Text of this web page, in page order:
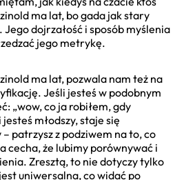
ma lat, bo gada jak stary
Jego dojrzałość i sposób myślenia
jego metrykę.
ma lat, pozwala nam też na
Jeśli jesteś w podobnym
„wow, co ja robiłem, gdy
młodszy, staje się
patrzysz z podziwem na to, co
cecha, że lubimy porównywać i
Zresztą, to nie dotyczy tylko
uniwersalna, co widać po